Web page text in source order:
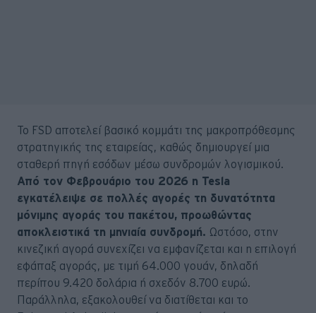
Το FSD αποτελεί βασικό κομμάτι της μακροπρόθεσμης
στρατηγικής της εταιρείας, καθώς δημιουργεί μια
σταθερή πηγή εσόδων μέσω συνδρομών λογισμικού.
Από τον Φεβρουάριο του 2026 η Tesla
εγκατέλειψε σε πολλές αγορές τη δυνατότητα
μόνιμης αγοράς του πακέτου, προωθώντας
αποκλειστικά τη μηνιαία συνδρομή. Ωστόσο, στην
κινεζική αγορά συνεχίζει να εμφανίζεται και η επιλογή
εφάπαξ αγοράς, με τιμή 64.000 γουάν, δηλαδή
περίπου 9.420 δολάρια ή σχεδόν 8.700 ευρώ.
Παράλληλα, εξακολουθεί να διατίθεται και το